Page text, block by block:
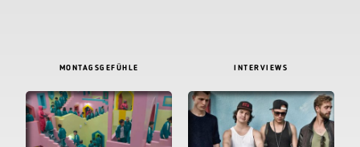
MONTAGSGEFÜHLE INTERVIEWS